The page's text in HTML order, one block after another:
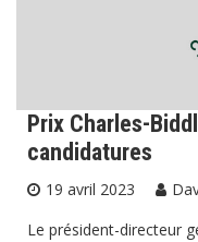
Prix Charles-
candidatures
19 avril 2023
Le président-directeur